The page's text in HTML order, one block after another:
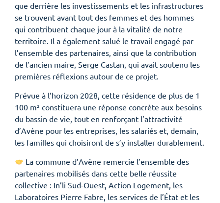
que derrière les investissements et les infrastructures
se trouvent avant tout des femmes et des hommes
qui contribuent chaque jour à la vitalité de notre
territoire. Il a également salué le travail engagé par
l’ensemble des partenaires, ainsi que la contribution
de l’ancien maire, Serge Castan, qui avait soutenu les
premières réflexions autour de ce projet.
Prévue à l’horizon 2028, cette résidence de plus de 1
100 m² constituera une réponse concrète aux besoins
du bassin de vie, tout en renforçant l’attractivité
d’Avène pour les entreprises, les salariés et, demain,
les familles qui choisiront de s’y installer durablement.
La commune d’Avène remercie l’ensemble des
partenaires mobilisés dans cette belle réussite
collective : In’li Sud-Ouest, Action Logement, les
Laboratoires Pierre Fabre, les services de l’État et les